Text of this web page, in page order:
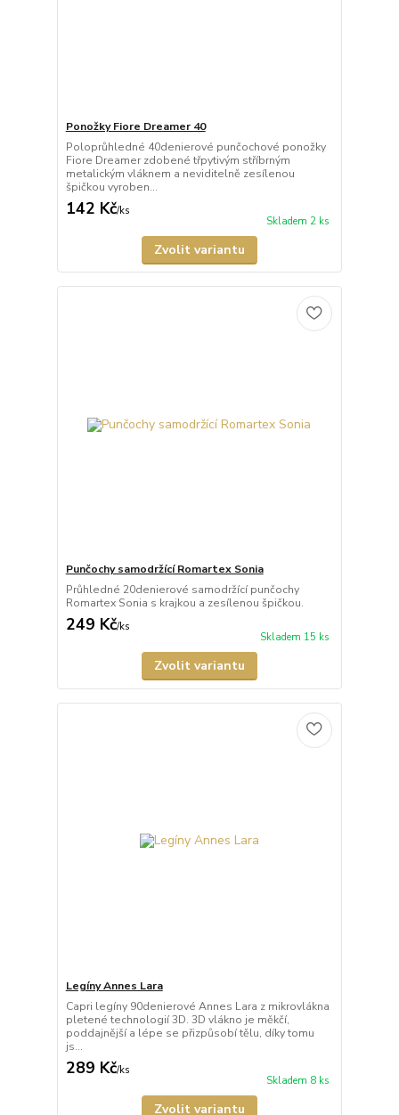
Ponožky Fiore Dreamer 40
Poloprůhledné 40denierové punčochové ponožky
Fiore Dreamer zdobené třpytivým stříbrným
metalickým vláknem a neviditelně zesílenou
špičkou vyroben...
142 Kč/ks
Skladem 2 ks
Zvolit variantu
Punčochy samodržící Romartex Sonia
Průhledné 20denierové samodržící punčochy
Romartex Sonia s krajkou a zesílenou špičkou.
249 Kč/ks
Skladem 15 ks
Zvolit variantu
Legíny Annes Lara
Capri legíny 90denierové Annes Lara z mikrovlákna
pletené technologií 3D. 3D vlákno je měkčí,
poddajnější a lépe se přizpůsobí tělu, díky tomu
js...
289 Kč/ks
Skladem 8 ks
Zvolit variantu